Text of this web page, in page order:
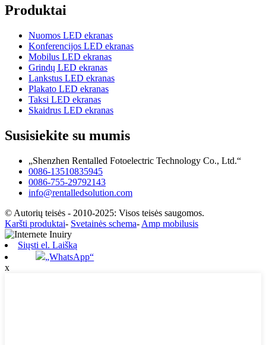
Produktai
Nuomos LED ekranas
Konferencijos LED ekranas
Mobilus LED ekranas
Grindų LED ekranas
Lankstus LED ekranas
Plakato LED ekranas
Taksi LED ekranas
Skaidrus LED ekranas
Susisiekite su mumis
„Shenzhen Rentalled Fotoelectric Technology Co., Ltd.“
0086-13510835945
0086-755-29792143
info@rentalledsolution.com
© Autorių teisės - 2010-2025: Visos teisės saugomos.
Karšti produktai- Svetainės schema- Amp mobilusis
Siųsti el. Laišką
„WhatsApp“
x